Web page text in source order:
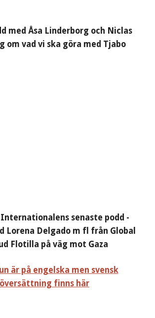
med Åsa Linderborg och Niclas
om vad vi ska göra med Tjabo
Internationalens senaste podd -
Lorena Delgado m fl från Global
Flotilla på väg mot Gaza
är på engelska men svensk
översättning finns här